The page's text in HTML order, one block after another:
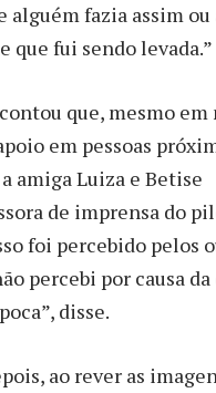
alguém fazia assim ou
que fui sendo levada.”
que, mesmo em
em pessoas
amiga Luiza e Betise
de imprensa do
foi percebido pelos
percebi por causa da
disse.
ao rever as